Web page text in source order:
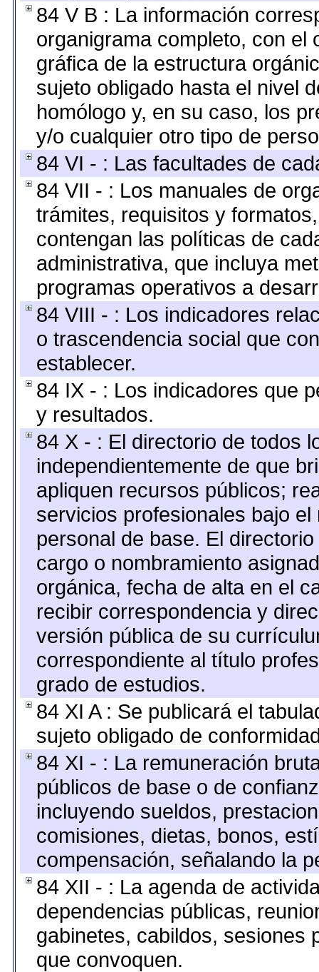
84 V B : La información
organigrama completo, con el
gráfica de la estructura
sujeto obligado hasta el nivel
homólogo y, en su caso, los
y/o cualquier otro tipo de
84 VI - : Las facultades de
84 VII - : Los manuales de
trámites, requisitos y
contengan las políticas de
administrativa, que incluya
programas operativos a
84 VIII - : Los indicadores
o trascendencia social que
establecer.
84 IX - : Los indicadores que
y resultados.
84 X - : El directorio de todos
independientemente de que
apliquen recursos públicos;
servicios profesionales bajo
personal de base. El
cargo o nombramiento
orgánica, fecha de alta en el
recibir correspondencia y
versión pública de su
correspondiente al título
grado de estudios.
84 XI A : Se publicará el
sujeto obligado de
84 XI - : La remuneración
públicos de base o de
incluyendo sueldos,
comisiones, dietas, bonos,
compensación, señalando la
84 XII - : La agenda de
dependencias públicas,
gabinetes, cabildos, sesiones
que convoquen.